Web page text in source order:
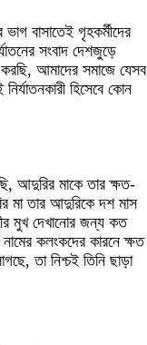
ভাগ বাসাতেই গৃহকর্মীদের
সংবাদ দেশজুড়ে
আমাদের সমাজে যেসব
হিসেবে কোন
আদুরির মাকে তার ক্ষত-
মা তার আদুরিকে দশ মাস
মুখ দেখানোর জন্য কত
কলংকদের কারনে ক্ষত
তা নিশ্চই তিনি ছাড়া